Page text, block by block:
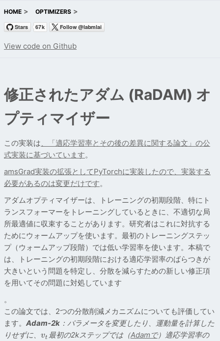
HOME OPTIMIZERS
View code on Github
修正されたアダム (RaDAM) オ
プティマイザー
この実装は、「適応学習率とその後の差異に関する論文」の公
式実装に基づいています。
amsGrad実装の拡張としてPyTorchに実装したので、実装する
必要があるのは変更だけです。
アダムオプティマイザーは、トレーニングの初期段階、特にト
ランスフォーマーをトレーニングしているときに、不適切な局
所最適値に収束することがあります。研究者はこれに対抗する
ためにウォームアップを使います。最初のトレーニングステッ
プ（ウォームアップ段階）では低い学習率を使います。本稿で
は、トレーニングの初期段階における適応学習率のばらつきが
大きいという問題を特定し、分散を減らすための新しい修正項
を用いてその問題に対処しています
。
この論文では、2つの分散削減メカニズムについても評価してい
ます。 Adam-2k ：パラメータを変更したり、運動量を計算した
りせずに、 vt 最初の2kステップでは（Adamで）適応学習率の